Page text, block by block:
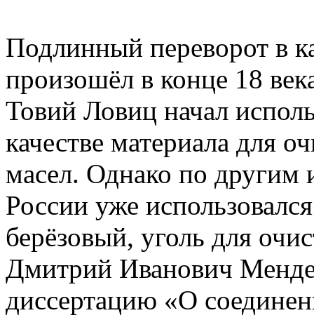
Подлинный переворот в
произошёл в конце 18
Товий Ловиц начал
качестве материала для
масел. Однако по другим
России уже
берёзовый, уголь для
Дмитрий Иванович
диссертацию «О